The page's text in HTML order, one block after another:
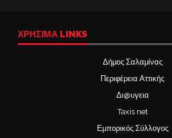
ΧΡΉΣΙΜΑ LINKS
Δήμος Σαλαμίνας
Περιφέρεια Αττικής
Δι@υγεια
Taxis net
Εμπορικός Σύλλογος